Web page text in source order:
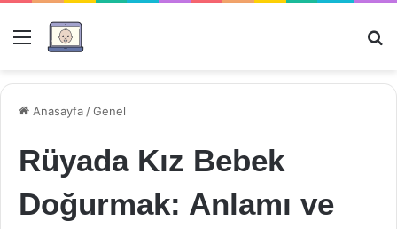
Menü
Anasayfa /Genel
Rüyada Kız Bebek
Doğurmak: Anlamı ve